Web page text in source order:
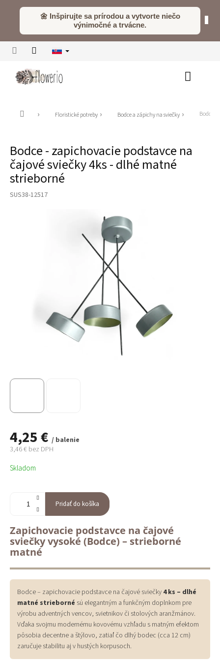
🌼 Inšpirujte sa prírodou a vytvorte niečo
výnimočné a trvácne.
Domov Floristické potreby Bodce a zápichy na sviečky Bodce -
Bodce - zapichovacie podstavce na
čajové sviečky 4ks - dlhé matné
strieborné
SUS38-12517
4,25 € / balenie
3,46 € bez DPH
Jednotková
cena:
Skladom
Pridať do košíka
Zapichovacie podstavce na čajové
sviečky vysoké (Bodce) – strieborné
matné
Bodce – zapichovacie podstavce na čajové sviečky 4 ks – dlhé
matné strieborné sú elegantným a funkčným doplnkom pre
výrobu adventných vencov, svietnikov či stolových aranžmánov.
Vďaka svojmu modernému kovovému vzhľadu s matným efektom
pôsobia decentne a štýlovo, zatiaľ čo dlhý bodec (cca 12 cm)
zaručuje stabilitu aj v hustých korpusoch.